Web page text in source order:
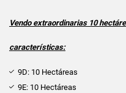
Vendo extraordinarias 10
características:
9D: 10 Hectáreas
9E: 10 Hectáreas